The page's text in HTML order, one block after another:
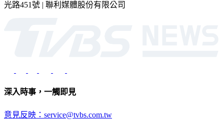
光路451號 | 聯利媒體股份有限公司
深入時事，一觸即見
意見反映：service@tvbs.com.tw